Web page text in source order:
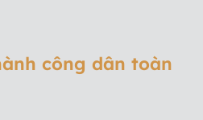
công dân toàn